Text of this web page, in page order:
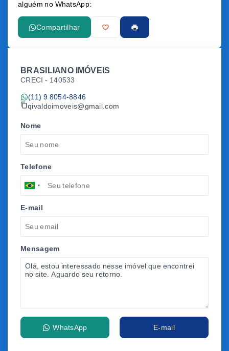
alguém no WhatsApp:
Compartilhar
BRASILIANO IMÓVEIS
CRECI - 140533
(11) 9 8054-8846
givaldoimoveis@gmail.com
Nome
Telefone
E-mail
Mensagem
WhatsApp E-mail